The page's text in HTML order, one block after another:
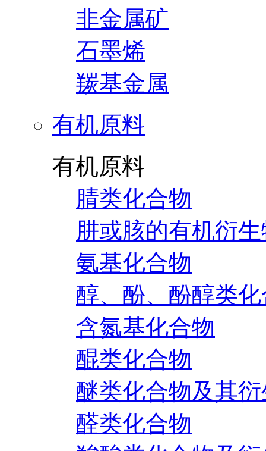
非金属矿
石墨烯
羰基金属
有机原料
有机原料
腈类化合物
肼或胲的有机衍
氨基化合物
醇、酚、酚醇类
含氮基化合物
醌类化合物
醚类化合物及其
醛类化合物